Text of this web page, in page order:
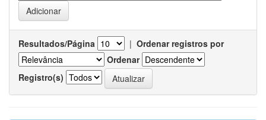
Resultados/Página | Ordenar registros por
Ordenar
Registro(s)